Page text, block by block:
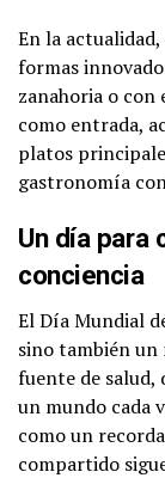
En la
formas
zanahoria o con
como entrada,
platos
gastronomía
Un día para
conciencia
El Día Mundial
sino también un
fuente de salud,
un mundo cada
como un
compartido